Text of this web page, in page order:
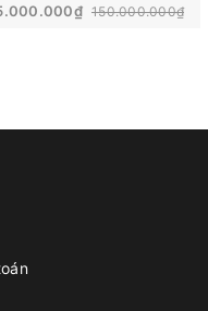
150.000.000₫